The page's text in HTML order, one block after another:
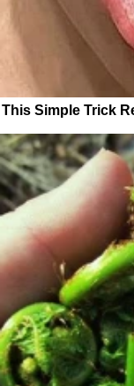
This Simple Trick